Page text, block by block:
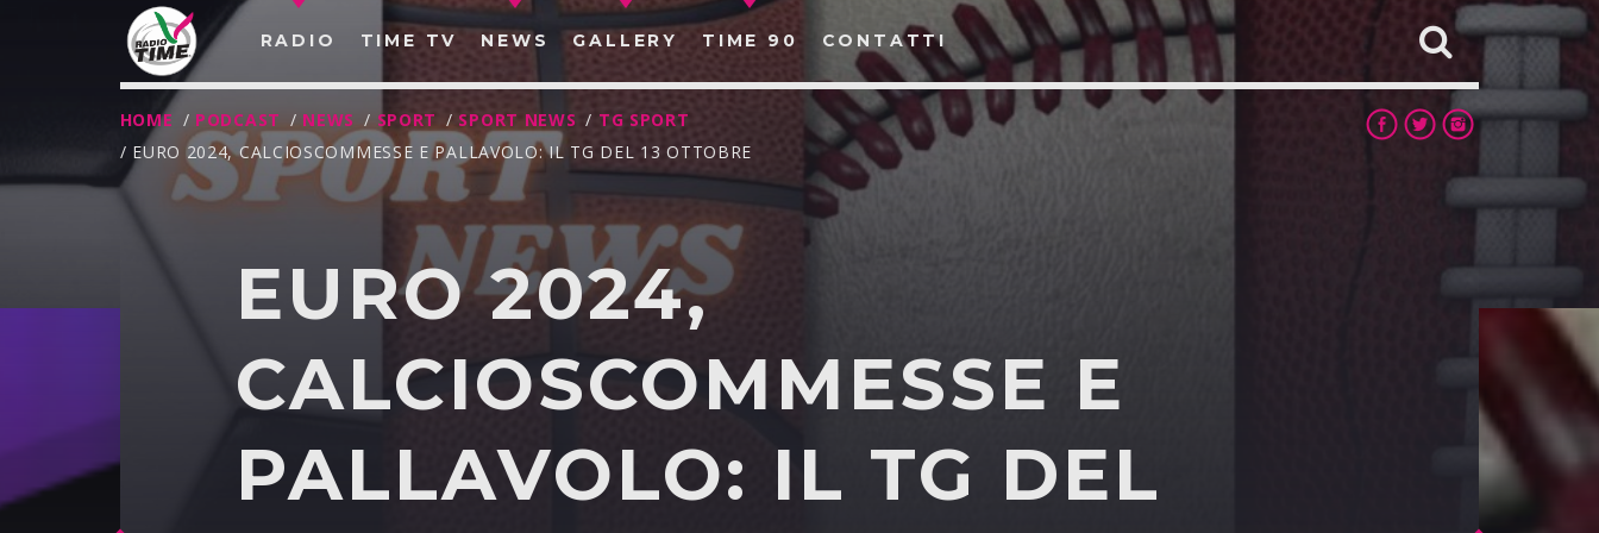
RADIO TIME TV NEWS GALLERY TIME 90 CONTATTI
CERCA NEL SITO WEB:
HOME / PODCAST / NEWS / SPORT / SPORT NEWS / TG SPORT
/ EURO 2024, CALCIOSCOMMESSE E PALLAVOLO: IL TG DEL 13 OTTOBRE
EURO 2024,
CALCIOSCOMMESSE E
PALLAVOLO: IL TG DEL